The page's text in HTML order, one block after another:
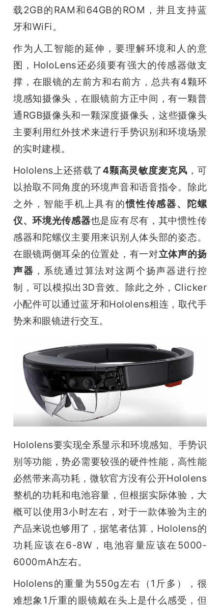
载2GB的RAM和64GB的ROM，并且支持蓝
牙和WiFi。
作为人工智能的延伸，要理解环境和人的意
图，HoloLens还必须要有强大的传感器做支
撑，在眼镜的左前方和右前方，总共有4颗环
境感知摄像头，在眼镜前方正中间，有一颗普
通RGB摄像头和一颗深度摄像头，这些摄像头
主要利用红外技术来进行手势识别和环境场景
的实时建模。
Hololens上还搭载了 4颗高灵敏度麦克风 ，可
以拾取不同角度的环境声音和语音指令。除此
之外，智能手机上具有的惯性传感器、陀螺
仪、环境光传感器也是应有尽有，其中惯性传
感器和陀螺仪主要用来识别人体头部的姿态。
在眼镜两侧耳朵的位置处，有一对立体声的扬
声器 ，系统通过算法对这两个扬声器进行控
制，可以模拟出3D音效。除此之外，Clicker
小配件可以通过蓝牙和Hololens相连，取代手
势来和眼镜进行交互。
Hololens要实现全系显示和环境感知、手势识
别等功能，势必需要较强的硬件性能，高性能
必然带来高功耗，微软官方没有公开Hololens
整机的功耗和电池容量，但根据实际体验，大
概可以使用3小时左右，对于一款体验为主的
产品来说也够用了，据笔者估算，Hololens的
功耗应该在6-8W，电池容量应该在5000-
6000mAh左右。
Hololens的重量为550g左右（1斤多），很
难想象1斤重的眼镜戴在头上是什么感受，但